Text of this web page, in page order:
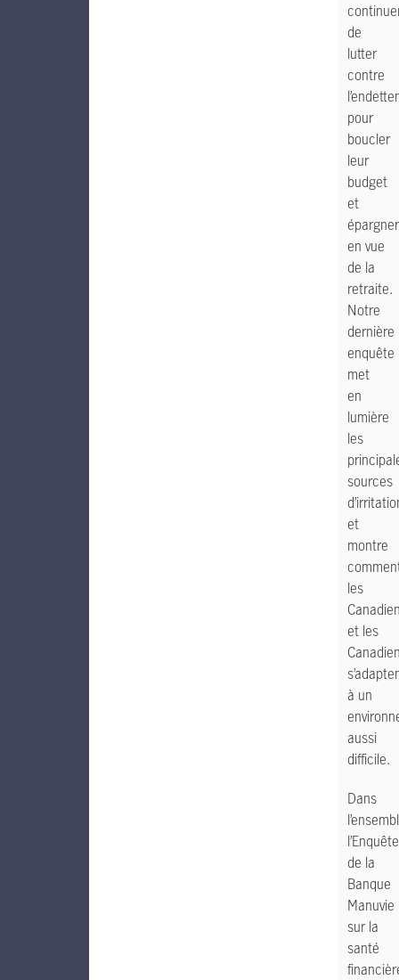
de
lutter
contre
pour
boucler
leur
budget
et
épargner
en vue
de la
retraite.
Notre
dernière
enquête
met
en
lumière
les
sources
et
montre
les
et les
à un
aussi
difficile.
Dans
l’Enquête
de la
Banque
Manuvie
sur la
santé